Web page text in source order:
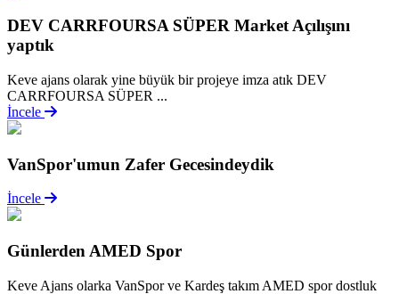
DEV CARRFOURSA SÜPER Market Açılışını
yaptık
Keve ajans olarak yine büyük bir projeye imza atık DEV
CARRFOURSA SÜPER ...
İncele
VanSpor'umun Zafer Gecesindeydik
İncele
Günlerden AMED Spor
Keve Ajans olarka VanSpor ve Kardeş takım AMED spor dostluk